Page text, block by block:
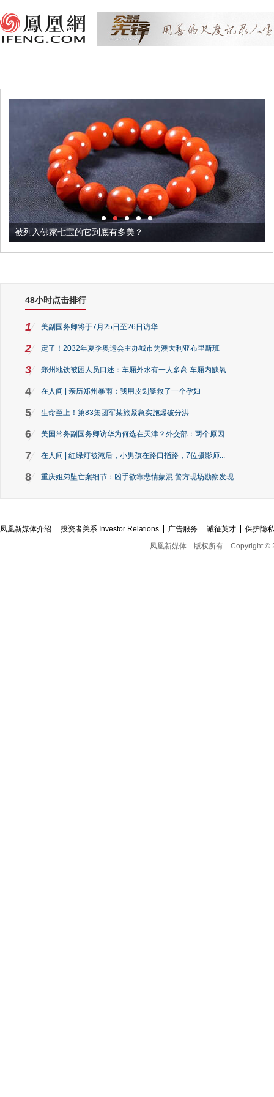
被列入佛家七宝的它到底有多美？
48小时点击排行
1 美副国务卿将于7月25日至26日访华
2 定了！2032年夏季奥运会主办城市为澳大利亚布里斯班
3 郑州地铁被困人员口述：车厢外水有一人多高 车厢内缺氧
4 在人间 | 亲历郑州暴雨：我用皮划艇救了一个孕妇
5 生命至上！第83集团军某旅紧急实施爆破分洪
6 美国常务副国务卿访华为何选在天津？外交部：两个原因
7 在人间 | 红绿灯被淹后，小男孩在路口指路，7位摄影师...
8 重庆姐弟坠亡案细节：凶手欲靠悲情蒙混 警方现场勘察发现...
凤凰新媒体介绍 投资者关系 Investor Relations 广告服务 诚征英才
保护隐
凤凰新媒体
版权所有 Copyright ©